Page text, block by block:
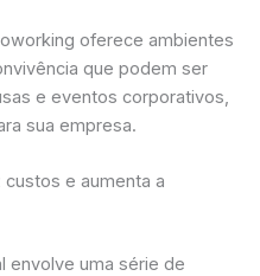
oferece ambientes
que podem ser
e eventos corporativos,
sua empresa.
e aumenta a
envolve uma série de